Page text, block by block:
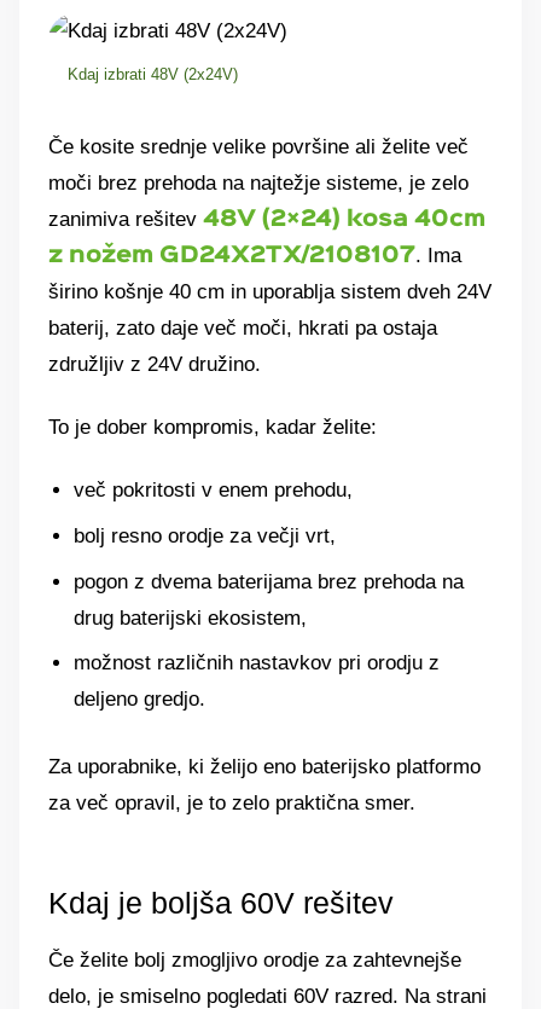
Kdaj izbrati 48V (2x24V)
Če kosite srednje velike površine ali želite več
moči brez prehoda na najtežje sisteme, je zelo
zanimiva rešitev 48V (2×24) kosa 40cm
z nožem GD24X2TX/2108107. Ima
širino košnje 40 cm in uporablja sistem dveh 24V
baterij, zato daje več moči, hkrati pa ostaja
združljiv z 24V družino.
To je dober kompromis, kadar želite:
več pokritosti v enem prehodu,
bolj resno orodje za večji vrt,
pogon z dvema baterijama brez prehoda na
drug baterijski ekosistem,
možnost različnih nastavkov pri orodju z
deljeno gredjo.
Za uporabnike, ki želijo eno baterijsko platformo
za več opravil, je to zelo praktična smer.
Kdaj je boljša 60V rešitev
Če želite bolj zmogljivo orodje za zahtevnejše
delo, je smiselno pogledati 60V razred. Na strani